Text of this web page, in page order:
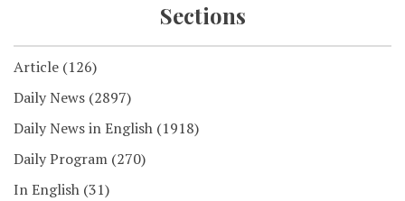
Sections
Article (126)
Daily News (2897)
Daily News in English (1918)
Daily Program (270)
In English (31)